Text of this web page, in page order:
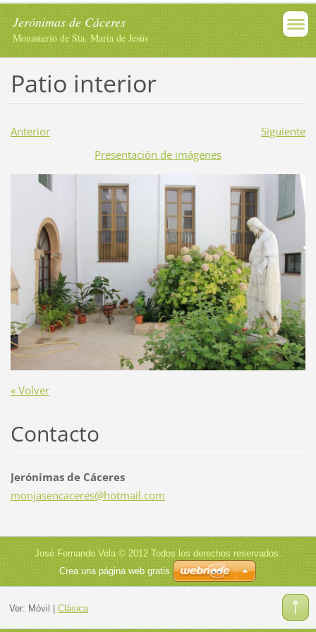
Jerónimas de Cáceres
Monasterio de Sta. María de Jesús
Patio interior
Anterior
Siguiente
Presentación de imágenes
« Volver
Contacto
Jerónimas de Cáceres
monjasencaceres@hotmail.com
José Fernando Vela © 2012 Todos los derechos reservados.
Crea una página web gratis
Ver: Móvil | Clásica